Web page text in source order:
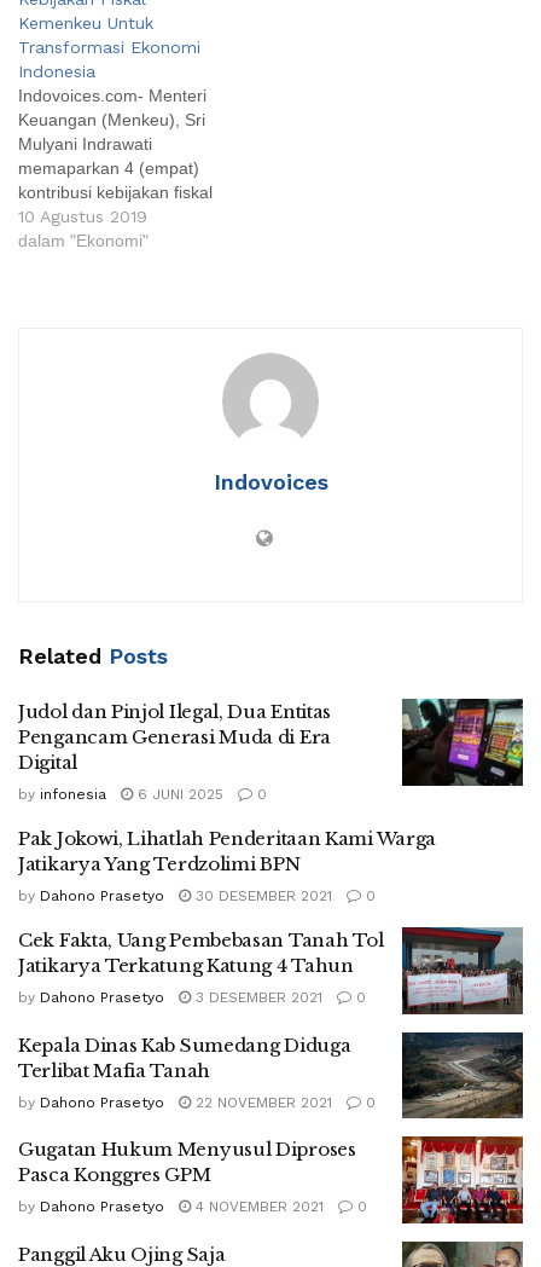
Kemenkeu Untuk
Transformasi Ekonomi
Indonesia
Indovoices.com- Menteri
Keuangan (Menkeu), Sri
Mulyani Indrawati
memaparkan 4 (empat)
kontribusi kebijakan fiskal
Kementerian Keuangan
(Kemenkeu) dalam
10 Agustus 2019
dalam "Ekonomi"
Indovoices
Related Posts
Judol dan Pinjol Ilegal, Dua Entitas
Pengancam Generasi Muda di Era
Digital
by infonesia 6 JUNI 2025 0
Pak Jokowi, Lihatlah Penderitaan Kami Warga
Jatikarya Yang Terdzolimi BPN
by Dahono Prasetyo 30 DESEMBER 2021 0
Cek Fakta, Uang Pembebasan Tanah Tol
Jatikarya Terkatung Katung 4 Tahun
by Dahono Prasetyo 3 DESEMBER 2021 0
Kepala Dinas Kab Sumedang Diduga
Terlibat Mafia Tanah
by Dahono Prasetyo 22 NOVEMBER 2021 0
Gugatan Hukum Menyusul Diproses
Pasca Konggres GPM
by Dahono Prasetyo 4 NOVEMBER 2021 0
Panggil Aku Ojing Saja